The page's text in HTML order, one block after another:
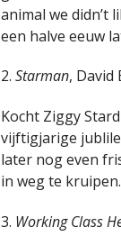
animal we didn’t
een halve eeuw
2. Starman, David
Kocht Ziggy
vijftigjarige
later nog even
in weg te kruipen.
3. Working Class